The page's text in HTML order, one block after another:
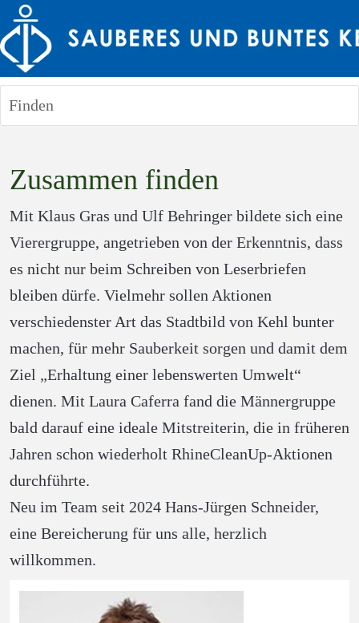
Finden
Zusammen finden
Mit Klaus Gras und Ulf Behringer bildete sich eine
Vierergruppe, angetrieben von der Erkenntnis, dass
es nicht nur beim Schreiben von Leserbriefen
bleiben dürfe. Vielmehr sollen Aktionen
verschiedenster Art das Stadtbild von Kehl bunter
machen, für mehr Sauberkeit sorgen und damit dem
Ziel „Erhaltung einer lebenswerten Umwelt“
dienen. Mit Laura Caferra fand die Männergruppe
bald darauf eine ideale Mitstreiterin, die in früheren
Jahren schon wiederholt RhineCleanUp-Aktionen
durchführte.
Neu im Team seit 2024 Hans-Jürgen Schneider,
eine Bereicherung für uns alle, herzlich
willkommen.